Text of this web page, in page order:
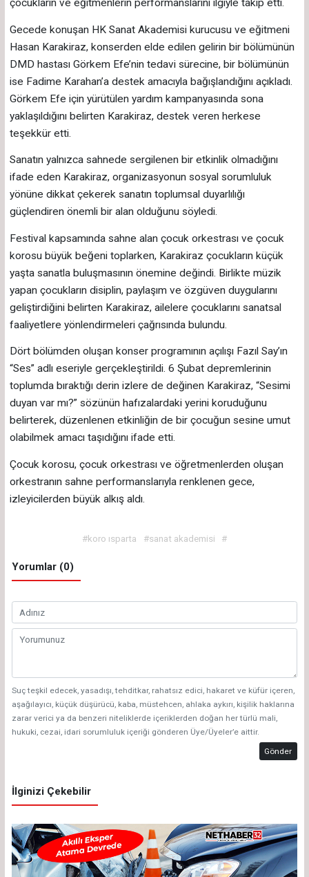
çocukların ve eğitmenlerin performanslarını ilgiyle takip etti.
Gecede konuşan HK Sanat Akademisi kurucusu ve eğitmeni
Hasan Karakiraz, konserden elde edilen gelirin bir bölümünün
DMD hastası Görkem Efe’nin tedavi sürecine, bir bölümünün
ise Fadime Karahan’a destek amacıyla bağışlandığını açıkladı.
Görkem Efe için yürütülen yardım kampanyasında sona
yaklaşıldığını belirten Karakiraz, destek veren herkese
teşekkür etti.
Sanatın yalnızca sahnede sergilenen bir etkinlik olmadığını
ifade eden Karakiraz, organizasyonun sosyal sorumluluk
yönüne dikkat çekerek sanatın toplumsal duyarlılığı
güçlendiren önemli bir alan olduğunu söyledi.
Festival kapsamında sahne alan çocuk orkestrası ve çocuk
korosu büyük beğeni toplarken, Karakiraz çocukların küçük
yaşta sanatla buluşmasının önemine değindi. Birlikte müzik
yapan çocukların disiplin, paylaşım ve özgüven duygularını
geliştirdiğini belirten Karakiraz, ailelere çocuklarını sanatsal
faaliyetlere yönlendirmeleri çağrısında bulundu.
Dört bölümden oluşan konser programının açılışı Fazıl Say’ın
“Ses” adlı eseriyle gerçekleştirildi. 6 Şubat depremlerinin
toplumda bıraktığı derin izlere de değinen Karakiraz, “Sesimi
duyan var mı?” sözünün hafızalardaki yerini koruduğunu
belirterek, düzenlenen etkinliğin de bir çocuğun sesine umut
olabilmek amacı taşıdığını ifade etti.
Çocuk korosu, çocuk orkestrası ve öğretmenlerden oluşan
orkestranın sahne performanslarıyla renklenen gece,
izleyicilerden büyük alkış aldı.
#koro ısparta #sanat akademisi #
Yorumlar (0)
Suç teşkil edecek, yasadışı, tehditkar, rahatsız edici, hakaret ve küfür içeren,
aşağılayıcı, küçük düşürücü, kaba, müstehcen, ahlaka aykırı, kişilik haklarına
zarar verici ya da benzeri niteliklerde içeriklerden doğan her türlü mali,
hukuki, cezai, idari sorumluluk içeriği gönderen Üye/Üyeler’e aittir.
Gönder
İlginizi Çekebilir